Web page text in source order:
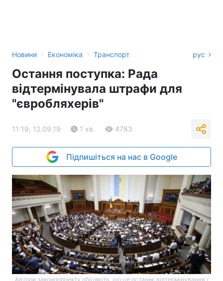
Новини › Економіка › Транспорт рус
Остання поступка: Рада
відтермінувала штрафи для
"євробляхерів"
11:19, 12.09.19 1 хв. 4783
Підпишіться на нас в Google
Автори законопроекту обіцяють, що це останнє відтермінування /